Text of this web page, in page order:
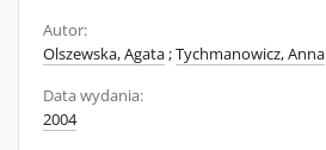
Autor:
Olszewska, Agata;Tychmanowicz, Anna
Data wydania:
2004